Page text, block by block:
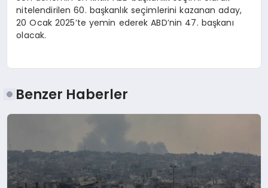
nitelendirilen 60. başkanlık seçimlerini kazanan aday,
20 Ocak 2025’te yemin ederek ABD’nin 47. başkanı
olacak.
Benzer Haberler